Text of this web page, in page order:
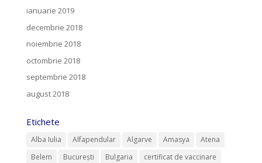
ianuarie 2019
decembrie 2018
noiembrie 2018
octombrie 2018
septembrie 2018
august 2018
Etichete
Alba Iulia Alfapendular Algarve Amasya
Atena
Belem
București Bulgaria
certificat de vaccinare